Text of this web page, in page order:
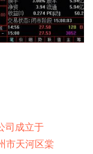
司成立于
市天河区棠